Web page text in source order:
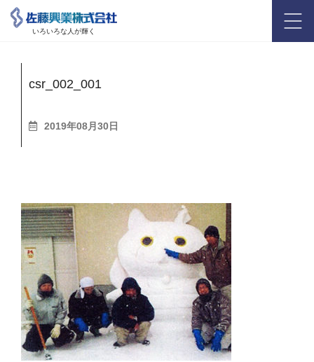
いろいろな人が輝く
csr_002_001
2019年08月30日